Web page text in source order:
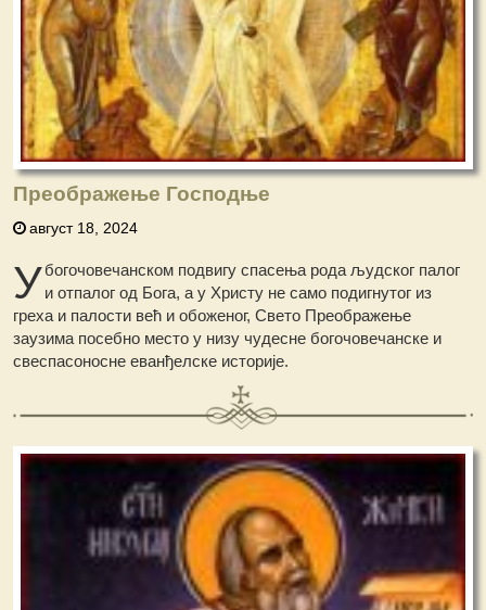
Преображење Господње
август 18, 2024
Убогочовечанском подвигу спасења рода људског палог
и отпалог од Бога, а у Христу не само подигнутог из
греха и палости већ и обоженог, Свето Преображење
заузима посебно место у низу чудесне богочовечанске и
свеспасоносне еванђелске историје.